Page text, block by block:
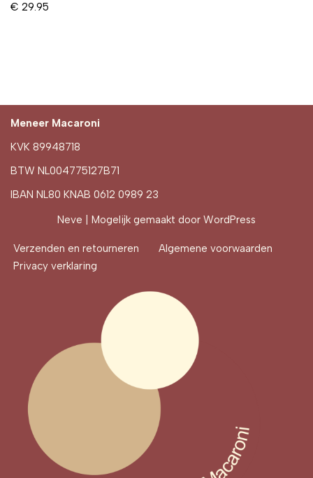
€ 29.95
Meneer Macaroni
KVK 89948718
BTW NL004775127B71
IBAN NL80 KNAB 0612 0989 23
Neve | Mogelijk gemaakt door WordPress
Verzenden en retourneren
Algemene voorwaarden
Privacy verklaring